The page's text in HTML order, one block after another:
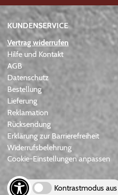
KUNDENSERVICE
Vertrag widerrufen
Hilfe und Kontakt
AGB
Datenschutz
Bestellung
Lieferung
Reklamation
Rücksendung
Erklärung zur Barrierefreiheit
Widerrufsbelehrung
Cookie-Einstellungen anpassen
Kontrastmodus aus